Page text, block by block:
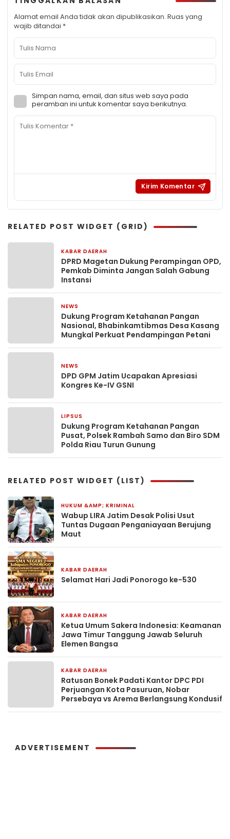
Alamat email Anda tidak akan dipublikasikan. Ruas yang
wajib ditandai *
Simpan nama, email, dan situs web saya pada
peramban ini untuk komentar saya berikutnya.
RELATED POST WIDGET (GRID)
KABAR DAERAH
DPRD Magetan Dukung Perampingan OPD,
Pemkab Diminta Jangan Salah Gabung
Instansi
NEWS
Dukung Program Ketahanan Pangan
Nasional, Bhabinkamtibmas Desa Kasang
Mungkal Perkuat Pendampingan Petani
NEWS
DPD GPM Jatim Ucapakan Apresiasi
Kongres Ke-IV GSNI
LIPSUS
Dukung Program Ketahanan Pangan
Pusat, Polsek Rambah Samo dan Biro SDM
Polda Riau Turun Gunung
RELATED POST WIDGET (LIST)
HUKUM &AMP; KRIMINAL
Wabup LIRA Jatim Desak Polisi Usut
Tuntas Dugaan Penganiayaan Berujung
Maut
KABAR DAERAH
Selamat Hari Jadi Ponorogo ke-530
KABAR DAERAH
Ketua Umum Sakera Indonesia: Keamanan
Jawa Timur Tanggung Jawab Seluruh
Elemen Bangsa
KABAR DAERAH
Ratusan Bonek Padati Kantor DPC PDI
Perjuangan Kota Pasuruan, Nobar
Persebaya vs Arema Berlangsung Kondusif
ADVERTISEMENT